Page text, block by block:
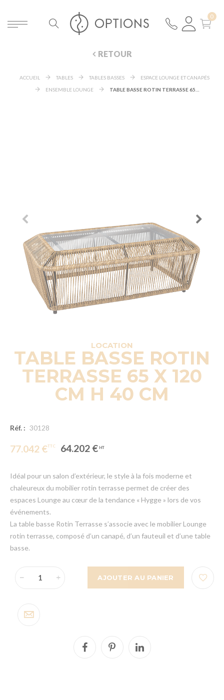
RETOUR
ACCUEIL TABLES TABLES BASSES
ESPACE LOUNGE ET CANAPÉS
ENSEMBLE LOUNGE
LOCATION
TABLE BASSE ROTIN
TERRASSE 65 X 120
CM H 40 CM
Réf. : 30128
77.042 € 64.202 €
Idéal pour un salon d’extérieur, le style à la fois moderne et
chaleureux du mobilier rotin terrasse permet de créer des
espaces Lounge au cœur de la tendance « Hygge » lors de vos
événements.
La table basse Rotin Terrasse s’associe avec le mobilier Lounge
rotin terrasse, composé d’un canapé, d’un fauteuil et d’une table
basse.
AJOUTER AU PANIER